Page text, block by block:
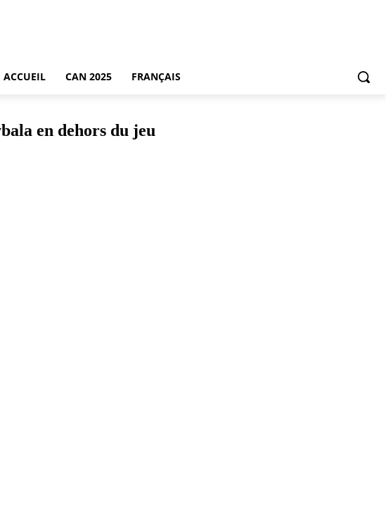
ACCUEIL CAN 2025 FRANÇAIS
en dehors du jeu